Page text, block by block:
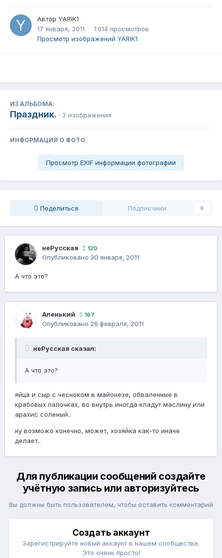
Автор YARIK1
17 января, 2011
1 614 просмотров
Просмотр изображений YARIK1
ИЗ АЛЬБОМА:
Праздник. · 3 изображения
ИНФОРМАЦИЯ О ФОТО
Просмотр EXIF информации фотографии
Поделиться Подписчики 0
неРусская 120
Опубликовано 30 января, 2011
А что это?
Аленький 167
Опубликовано 26 февраля, 2011
неРусская сказал:
А что это?
яйца и сыр с чесноком в майонезе, обваленные в
крабовых палочках, во внутрь иногда кладут маслину или
арахис соленый..
ну возможо конечно, может, хозяйка как-то иначе
делает..
Для публикации сообщений создайте
учётную запись или авторизуйтесь
Вы должны быть пользователем, чтобы оставить комментарий
Создать аккаунт
Зарегистрируйте новый аккаунт в нашем сообществе.
Это очень просто!